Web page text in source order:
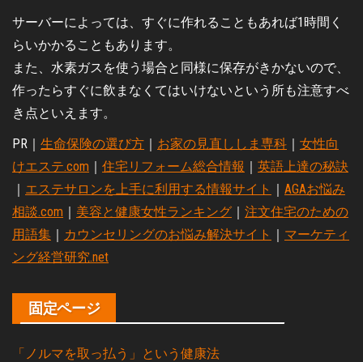
サーバーによっては、すぐに作れることもあれば1時間く
らいかかることもあります。
また、水素ガスを使う場合と同様に保存がきかないので、
作ったらすぐに飲まなくてはいけないという所も注意すべ
き点といえます。
PR｜ 生命保険の選び方 ｜ お家の見直ししま専科 ｜ 女性向
けエステ.com ｜ 住宅リフォーム総合情報 ｜ 英語上達の秘訣
｜ エステサロンを上手に利用する情報サイト ｜ AGAお悩み
相談.com ｜ 美容と健康女性ランキング ｜ 注文住宅のための
用語集 ｜ カウンセリングのお悩み解決サイト ｜ マーケティ
ング経営研究.net
固定ページ
「ノルマを取っ払う」という健康法